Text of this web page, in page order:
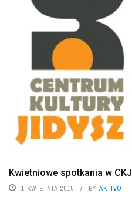
Kwietniowe spotkania w CKJ
1 KWIETNIA 2015 BY AKTIVO